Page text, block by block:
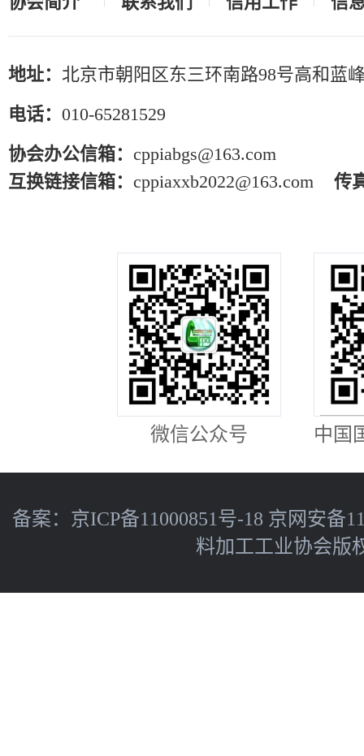
地址： 北京市朝阳区东三环南路98号高和蓝
电话： 010-65281529
协会办公信箱： cppiabgs@163.com
互换链接信箱： cppiaxxb2022@163.com 传
微信公众号 中国
备案： 京ICP备11000851号-18 京网安备
料加工工业协会版